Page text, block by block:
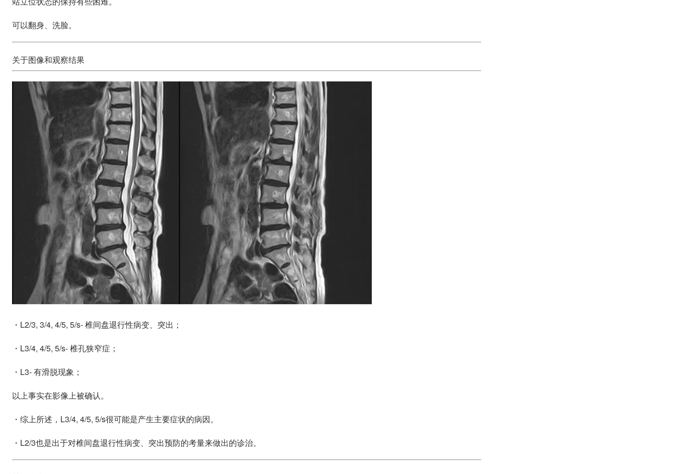
可以翻身、洗脸。
关于图像和观察结果
・L2/3, 3/4, 4/5, 5/s- 椎间盘退行性病变、突出；
・L3/4, 4/5, 5/s- 椎孔狭窄症；
・L3- 有滑脱现象；
以上事实在影像上被确认。
・综上所述，L3/4, 4/5, 5/s很可能是产生主要症状的病因。
・L2/3也是出于对椎间盘退行性病变、突出预防的考量来做出的诊治。